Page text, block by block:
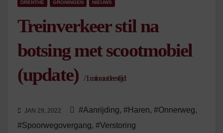
DRENTHE GRONINGEN NIEUWS
Treinverkeer stil na
botsing met scootmobiel
(update) /1 minuut leestijd
JAN 29, 2022 #Aanrijding, #Haren, #Onnerweg,
#Spoorwegovergang, #Verstoring